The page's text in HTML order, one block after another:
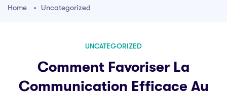
Home Uncategorized
UNCATEGORIZED
Comment Favoriser La
Communication Efficace Au